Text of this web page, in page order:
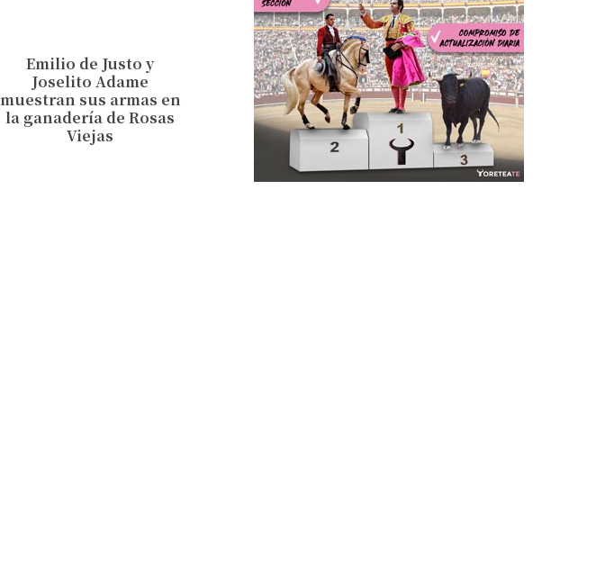
Emilio de Justo y
Joselito Adame
muestran sus armas en
la ganadería de Rosas
Viejas